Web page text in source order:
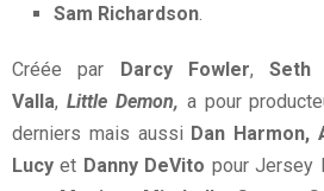
Sam Richardson.
Créée par Darcy Fowler,Seth
Valla, Little Demon, a pour
derniers mais aussi Dan Harmon,
Lucy et Danny DeVito pour Jersey